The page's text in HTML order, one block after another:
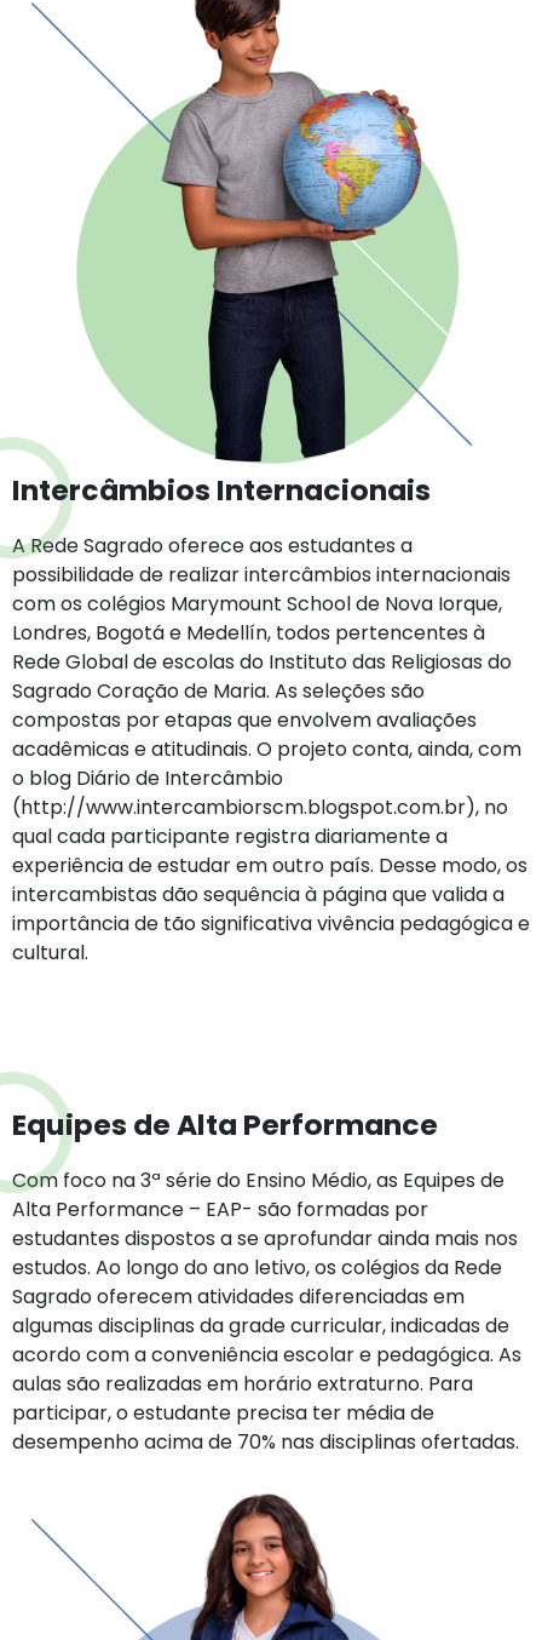
Intercâmbios Internacionais
A Rede Sagrado oferece aos estudantes a
possibilidade de realizar intercâmbios internacionais
com os colégios Marymount School de Nova Iorque,
Londres, Bogotá e Medellín, todos pertencentes à
Rede Global de escolas do Instituto das Religiosas do
Sagrado Coração de Maria. As seleções são
compostas por etapas que envolvem avaliações
acadêmicas e atitudinais. O projeto conta, ainda, com
o blog Diário de Intercâmbio
(http://www.intercambiorscm.blogspot.com.br), no
qual cada participante registra diariamente a
experiência de estudar em outro país. Desse modo, os
intercambistas dão sequência à página que valida a
importância de tão significativa vivência pedagógica e
cultural.
Equipes de Alta Performance
Com foco na 3ª série do Ensino Médio, as Equipes de
Alta Performance – EAP- são formadas por
estudantes dispostos a se aprofundar ainda mais nos
estudos. Ao longo do ano letivo, os colégios da Rede
Sagrado oferecem atividades diferenciadas em
algumas disciplinas da grade curricular, indicadas de
acordo com a conveniência escolar e pedagógica. As
aulas são realizadas em horário extraturno. Para
participar, o estudante precisa ter média de
desempenho acima de 70% nas disciplinas ofertadas.